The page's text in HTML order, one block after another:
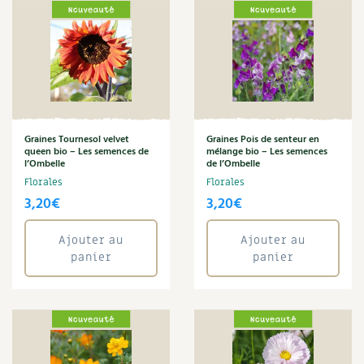
Carnets de saison
Compléments
Dossier4 saisons
Actualités
Vidéos et podcasts
Conseils vidéo des
Secrets d’abonné
La vie secrète du jardin
Annuler les filtres
Graines Tournesol velvet
queen bio – Les semences de
l’Ombelle
Florales
3,20€
Ajouter au
panier
Graines Pois de senteur en
mélange bio – Les semences
de l’Ombelle
Florales
3,20€
Ajouter au
panier